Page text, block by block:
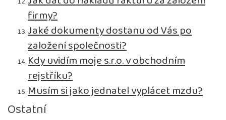
firmy?
Jaké dokumenty dostanu od Vás po
založení společnosti?
Kdy uvidím moje s.r.o. v obchodním
rejstříku?
Musím si jako jednatel vyplácet mzdu?
Ostatní